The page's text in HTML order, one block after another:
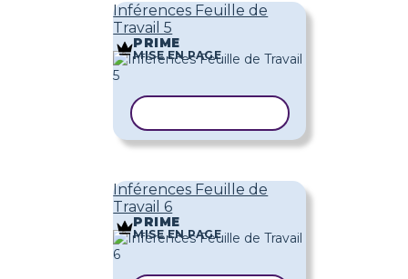
Inférences Feuille de
Travail 5
PRIME
MISE EN PAGE
Inférences Feuille de
Travail 6
PRIME
MISE EN PAGE